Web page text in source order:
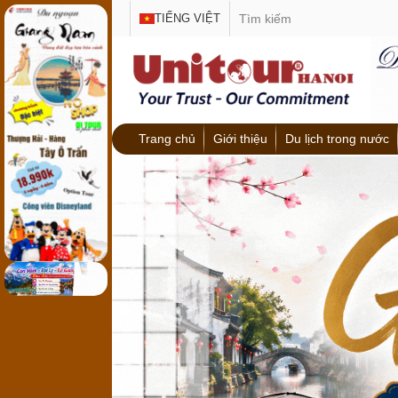
TIẾNG VIỆT
Trang chủ Giới thiệu
Du lịch trong nước
Miền Bắc
Miền Trung
Du lịch Lễ hội -